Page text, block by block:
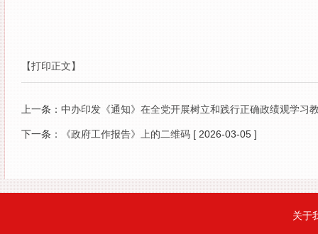
【打印正文】
上一条： 中办印发《通知》在全党开展树立和践行正确政绩观学习
下一条： 《政府工作报告》上的二维码 [ 2026-03-05 ]
关于